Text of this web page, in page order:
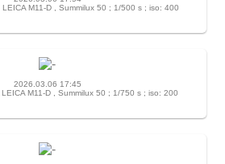
M11-D , Summilux 50 ; 1/500 s ; iso: 400
2026.03.06 17:45
M11-D , Summilux 50 ; 1/750 s ; iso: 200